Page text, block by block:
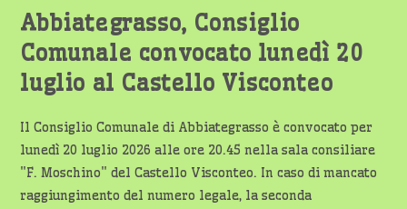
Abbiategrasso, Consiglio
Comunale convocato lunedì 20
luglio al Castello Visconteo
Il Consiglio Comunale di Abbiategrasso è convocato per
lunedì 20 luglio 2026 alle ore 20.45 nella sala consiliare
"F. Moschino" del Castello Visconteo. In caso di mancato
raggiungimento del numero legale, la seconda